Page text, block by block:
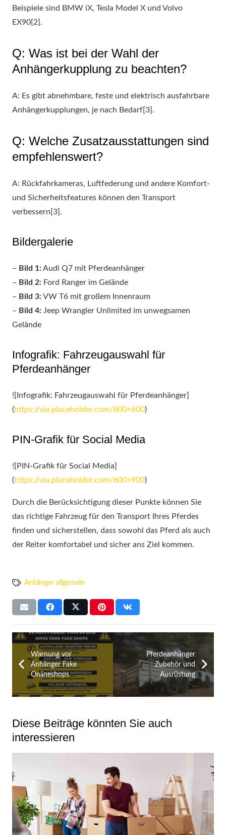
Beispiele sind BMW iX, Tesla Model X und Volvo
EX90[2].
Q: Was ist bei der Wahl der
Anhängerkupplung zu beachten?
A: Es gibt abnehmbare, feste und elektrisch ausfahrbare
Anhängerkupplungen, je nach Bedarf[3].
Q: Welche Zusatzausstattungen sind
empfehlenswert?
A: Rückfahrkameras, Luftfederung und andere Komfort-
und Sicherheitsfeatures können den Transport
verbessern[3].
Bildergalerie
– Bild 1:Audi Q7 mit Pferdeanhänger
– Bild 2: Ford Ranger im Gelände
– Bild 3:VW T6 mit großem Innenraum
– Bild 4: Jeep Wrangler Unlimited im unwegsamen
Gelände
Infografik: Fahrzeugauswahl für
Pferdeanhänger
![Infografik: Fahrzeugauswahl für Pferdeanhänger]
(https://via.placeholder.com/800×600)
PIN-Grafik für Social Media
![PIN-Grafik für Social Media]
(https://via.placeholder.com/600×900)
Durch die Berücksichtigung dieser Punkte können Sie
das richtige Fahrzeug für den Transport Ihres Pferdes
finden und sicherstellen, dass sowohl das Pferd als auch
der Reiter komfortabel und sicher ans Ziel kommen.
Anhänger allgemein
Warnung vor
Anhänger Fake
Onlineshops
Pferdeanhänger
Zubehör und
Ausrüstung
Diese Beiträge könnten Sie auch
interessieren